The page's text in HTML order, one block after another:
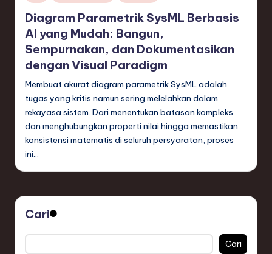
in
Diagram Parametrik SysML Berbasis
AI yang Mudah: Bangun,
Sempurnakan, dan Dokumentasikan
dengan Visual Paradigm
Membuat akurat diagram parametrik SysML adalah
tugas yang kritis namun sering melelahkan dalam
rekayasa sistem. Dari menentukan batasan kompleks
dan menghubungkan properti nilai hingga memastikan
konsistensi matematis di seluruh persyaratan, proses
ini…
Cari
Cari